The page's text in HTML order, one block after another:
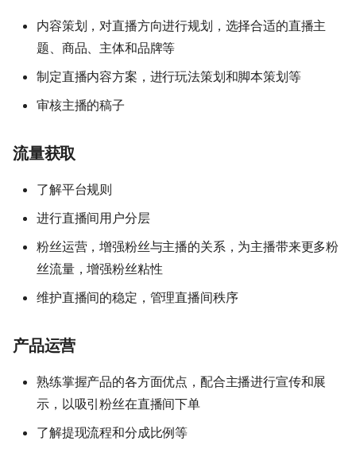
内容策划，对直播方向进行规划，选择合适的直播主
题、商品、主体和品牌等
制定直播内容方案，进行玩法策划和脚本策划等
审核主播的稿子
流量获取
了解平台规则
进行直播间用户分层
粉丝运营，增强粉丝与主播的关系，为主播带来更多粉
丝流量，增强粉丝粘性
维护直播间的稳定，管理直播间秩序
产品运营
熟练掌握产品的各方面优点，配合主播进行宣传和展
示，以吸引粉丝在直播间下单
了解提现流程和分成比例等